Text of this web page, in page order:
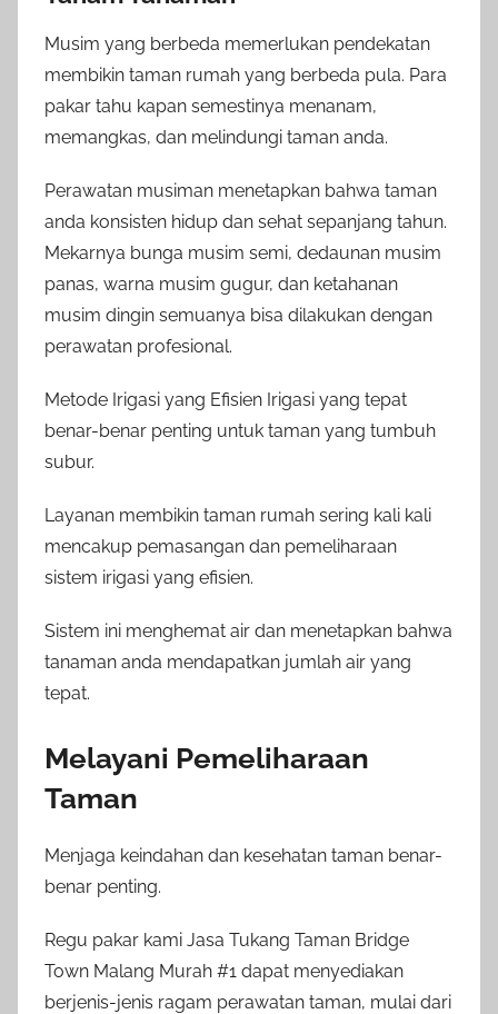
Musim yang berbeda memerlukan pendekatan
membikin taman rumah yang berbeda pula. Para
pakar tahu kapan semestinya menanam,
memangkas, dan melindungi taman anda.
Perawatan musiman menetapkan bahwa taman
anda konsisten hidup dan sehat sepanjang tahun.
Mekarnya bunga musim semi, dedaunan musim
panas, warna musim gugur, dan ketahanan
musim dingin semuanya bisa dilakukan dengan
perawatan profesional.
Metode Irigasi yang Efisien Irigasi yang tepat
benar-benar penting untuk taman yang tumbuh
subur.
Layanan membikin taman rumah sering kali kali
mencakup pemasangan dan pemeliharaan
sistem irigasi yang efisien.
Sistem ini menghemat air dan menetapkan bahwa
tanaman anda mendapatkan jumlah air yang
tepat.
Melayani Pemeliharaan
Taman
Menjaga keindahan dan kesehatan taman benar-
benar penting.
Regu pakar kami Jasa Tukang Taman Bridge
Town Malang Murah #1 dapat menyediakan
berjenis-jenis ragam perawatan taman, mulai dari